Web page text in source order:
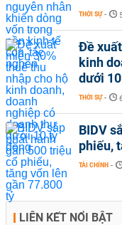
THỜI SỰ -
Đề
kinh
dưới
THỜI SỰ -
BIDV
phiếu,
TÀI CHÍNH -
LIÊN KẾT NỔI BẬT